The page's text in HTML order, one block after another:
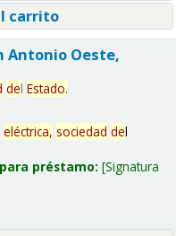
carrito
Antonio Oeste,
del Estado.
eléctrica, sociedad del
préstamo: Signatura